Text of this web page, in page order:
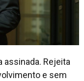
assinada. Rejeita
e sem